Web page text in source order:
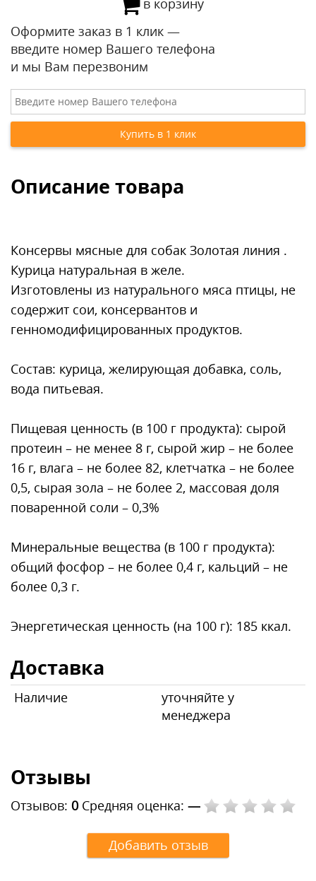
в корзину
Оформите заказ в 1 клик —
введите номер Вашего телефона
и мы Вам перезвоним
Описание товара
Консервы мясные для собак Золотая линия .
Курица натуральная в желе.
Изготовлены из натурального мяса птицы, не
содержит сои, консервантов и
генномодифицированных продуктов.
Состав: курица, желирующая добавка, соль,
вода питьевая.
Пищевая ценность (в 100 г продукта): сырой
протеин – не менее 8 г, сырой жир – не более
16 г, влага – не более 82, клетчатка – не более
0,5, сырая зола – не более 2, массовая доля
поваренной соли – 0,3%
Минеральные вещества (в 100 г продукта):
общий фосфор – не более 0,4 г, кальций – не
более 0,3 г.
Энергетическая ценность (на 100 г): 185 ккал.
Доставка
Наличие
уточняйте у
менеджера
Отзывы
Отзывов: 0 Средняя оценка: —
Добавить отзыв